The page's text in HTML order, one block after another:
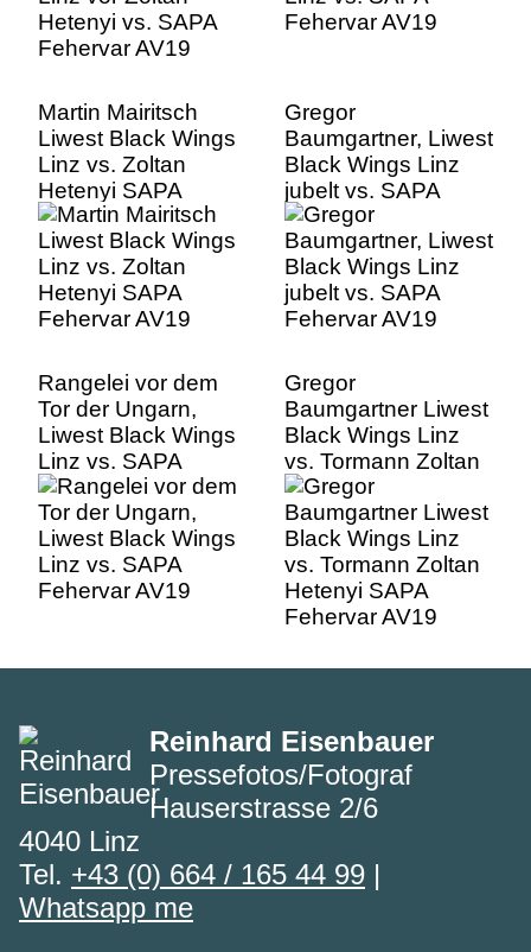
Martin Mairitsch
Liwest Black Wings
Linz vs. Zoltan
Hetenyi SAPA
Fehervar AV19
Gregor
Baumgartner, Liwest
Black Wings Linz
jubelt vs. SAPA
Fehervar AV19
Rangelei vor dem
Tor der Ungarn,
Liwest Black Wings
Linz vs. SAPA
Fehervar AV19
Gregor
Baumgartner Liwest
Black Wings Linz
vs. Tormann Zoltan
Hetenyi SAPA
Fehervar AV19
Reinhard Eisenbauer
Pressefotos/Fotograf
Hauserstrasse 2/6
4040 Linz
Tel. +43 (0) 664 / 165 44 99 |
Whatsapp me